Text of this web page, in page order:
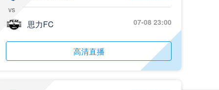
vs
思力FC 07-08 23:00
高清直播